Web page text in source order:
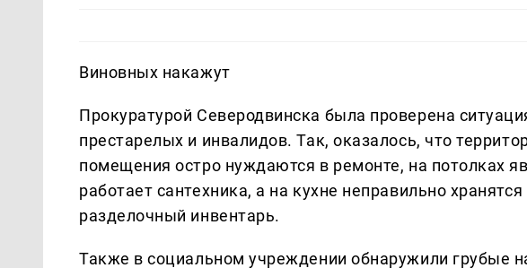
Виновных накажут
Прокуратурой Северодвинска была проверена
престарелых и инвалидов. Так, оказалось, что
помещения остро нуждаются в ремонте, на потолках
работает сантехника, а на кухне неправильно
разделочный инвентарь.
Также в социальном учреждении обнаружили грубые